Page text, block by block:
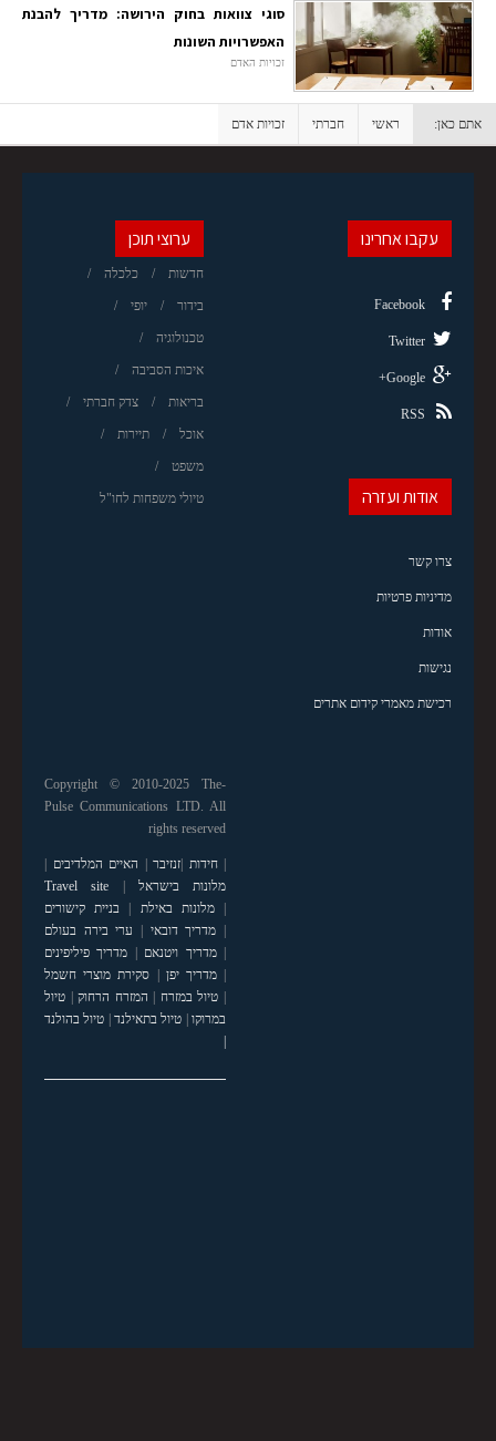
סוגי צוואות בחוק הירושה: מדריך להבנת
האפשרויות השונות
זכויות האדם
אתם כאן: ראשי חברתי זכויות אדם
ערוצי תוכן
חדשות כלכלה
בידור יופי
טכנולוגיה
איכות הסביבה
בריאות צדק חברתי
אוכל תיירות
משפט
טיולי משפחות לחו"ל
עקבו אחרינו
Facebook
Twitter
Google+
RSS
אודות ועזרה
צרו קשר
מדיניות פרטיות
אודות
נגישות
רכישת מאמרי קידום אתרים
Copyright © 2010-2025 The-
Pulse Communications LTD. All
rights reserved
|חידות זנזיבר האיים המלדיבים
מלונות בישראל
Travel site
|מלונות באילת
בניית קישורים
מדריך דובאי
ערי בירה בעולם
|מדריך ויטנאם
מדריך פיליפינים
|מדריך יפן
סקירת מוצרי חשמל
טיול במזרח המזרח הרחוק| טיול
במרוקו| טיול בתאילנד| טיול בהולנד